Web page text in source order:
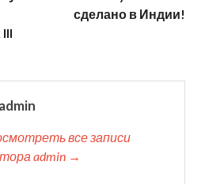
сделано в Индии!
все записи
admin →